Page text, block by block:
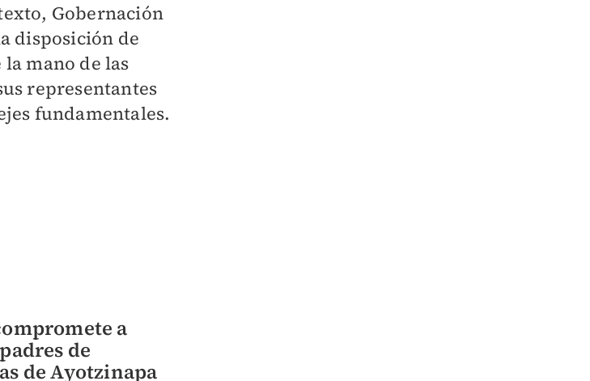
Gobernación
disposición de
mano de las
representantes
fundamentales.
a
de
de Ayotzinapa